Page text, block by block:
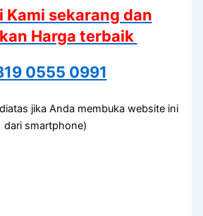
Kami sekarang dan
Harga terbaik
0555 0991
jika Anda membuka website ini
dari smartphone)